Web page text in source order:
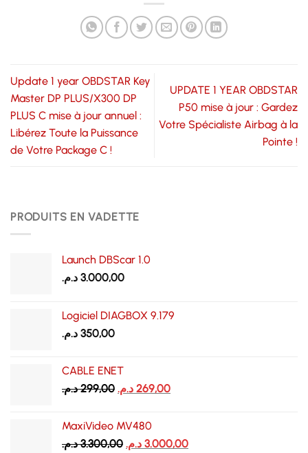
Update 1 year OBDSTAR Key
Master DP PLUS/X300 DP
PLUS C mise à jour annuel :
Libérez Toute la Puissance
de Votre Package C !
UPDATE 1 YEAR OBDSTAR
P50 mise à jour : Gardez
Votre Spécialiste Airbag à la
Pointe !
PRODUITS EN VADETTE
Launch DBScar 1.0
3.000,00 د.م.
Logiciel DIAGBOX 9.179
350,00 د.م.
CABLE ENET
299,00 د.م.
Le
était :
299,00 د.م..
269,00 د.م.
Le
MaxiVideo MV480
3.300,00 د.م.
Le
3.000,00 د.م.
Le